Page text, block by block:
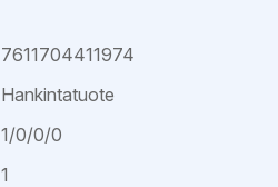
7611704411974
Hankintatuote
1/0/0/0
1